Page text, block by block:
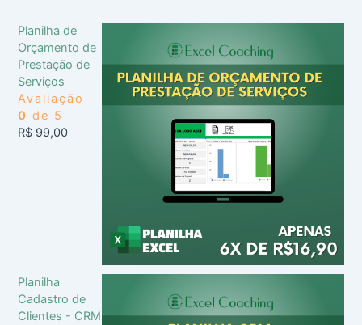
Planilha de
Orçamento de
Prestação de
Serviços
Avaliação
0 de 5
R$ 99,00
Planilha
Cadastro de
Clientes - CRM